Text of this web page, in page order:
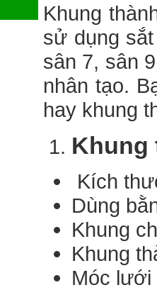
Khung
sử dụng
sân 7, sân
nhân tạo.
hay khung
Khung
Kích
Dùng
Khung
Khung
Móc lưới